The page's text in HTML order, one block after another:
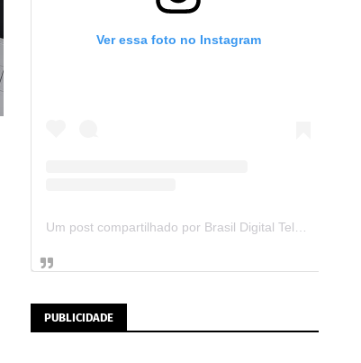
Ver essa foto no Instagram
PUBLICIDADE